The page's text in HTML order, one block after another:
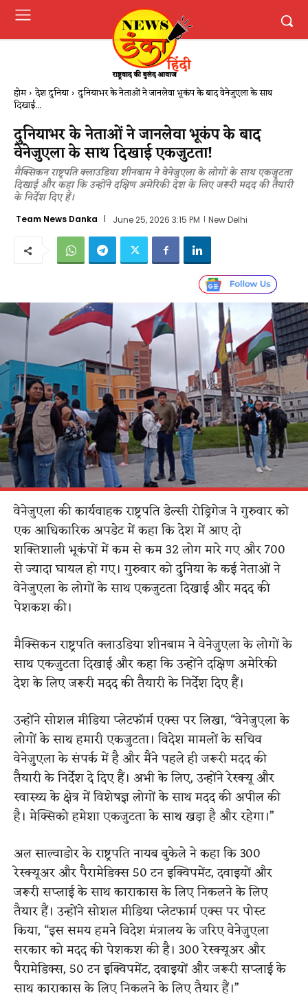
होम देश दुनिया दुनियाभर के नेताओं ने जानलेवा भूकंप के बाद वेनेजुएला के साथ
दिखाई...
दुनियाभर के नेताओं ने जानलेवा भूकंप के बाद
वेनेजुएला के साथ दिखाई एकजुटता!
मैक्सिकन राष्ट्रपति क्लाउडिया शीनबाम ने वेनेजुएला के लोगों के साथ एकजुटता
दिखाई और कहा कि उन्होंने दक्षिण अमेरिकी देश के लिए जरूरी मदद की तैयारी
के निर्देश दिए हैं।
Team News Danka June 25, 2026 3:15 PM New Delhi
वेनेजुएला की कार्यवाहक राष्ट्रपति डेल्सी रोड्रिगेज ने गुरुवार को
एक आधिकारिक अपडेट में कहा कि देश में आए दो
शक्तिशाली भूकंपों में कम से कम 32 लोग मारे गए और 700
से ज्यादा घायल हो गए। गुरुवार को दुनिया के कई नेताओं ने
वेनेजुएला के लोगों के साथ एकजुटता दिखाई और मदद की
पेशकश की।
मैक्सिकन राष्ट्रपति क्लाउडिया शीनबाम ने वेनेजुएला के लोगों के
साथ एकजुटता दिखाई और कहा कि उन्होंने दक्षिण अमेरिकी
देश के लिए जरूरी मदद की तैयारी के निर्देश दिए हैं।
उन्होंने सोशल मीडिया प्लेटफॉर्म एक्स पर लिखा, “वेनेजुएला के
लोगों के साथ हमारी एकजुटता। विदेश मामलों के सचिव
वेनेजुएला के संपर्क में है और मैंने पहले ही जरूरी मदद की
तैयारी के निर्देश दे दिए हैं। अभी के लिए, उन्होंने रेस्क्यू और
स्वास्थ्य के क्षेत्र में विशेषज्ञ लोगों के साथ मदद की अपील की
है। मेक्सिको हमेशा एकजुटता के साथ खड़ा है और रहेगा।”
अल साल्वाडोर के राष्ट्रपति नायब बुकेले ने कहा कि 300
रेस्क्यूअर और पैरामेडिक्स 50 टन इक्विपमेंट, दवाइयों और
जरूरी सप्लाई के साथ काराकास के लिए निकलने के लिए
तैयार हैं। उन्होंने सोशल मीडिया प्लेटफार्म एक्स पर पोस्ट
किया, “इस समय हमने विदेश मंत्रालय के जरिए वेनेजुएला
सरकार को मदद की पेशकश की है। 300 रेस्क्यूअर और
पैरामेडिक्स, 50 टन इक्विपमेंट, दवाइयों और जरूरी सप्लाई के
साथ काराकास के लिए निकलने के लिए तैयार हैं।”